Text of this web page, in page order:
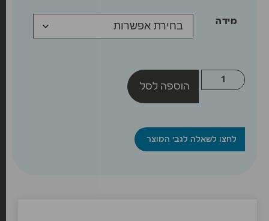
מידה
הוספה לסל
לחצו לשאלה לגבי המוצר